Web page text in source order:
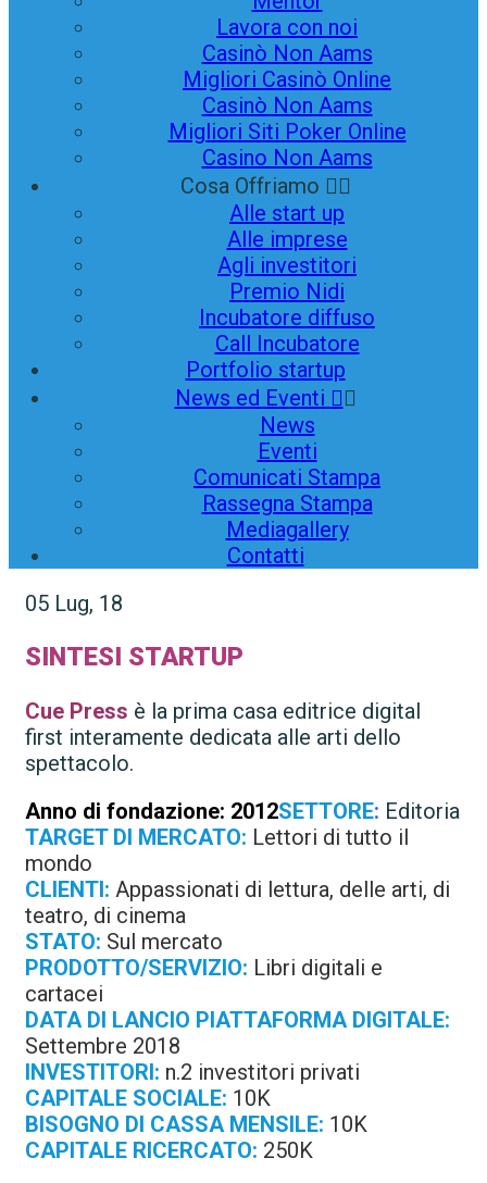
Lavora con noi
Casinò Non Aams
Migliori Casinò Online
Casinò Non Aams
Migliori Siti Poker Online
Casino Non Aams
Cosa Offriamo
Alle start up
Alle imprese
Agli investitori
Premio Nidi
Incubatore diffuso
Call Incubatore
Portfolio startup
News ed Eventi
News
Eventi
Comunicati Stampa
Rassegna Stampa
Mediagallery
Contatti
05 Lug, 18
SINTESI STARTUP
Cue Press è la prima casa editrice digital
first interamente dedicata alle arti dello
spettacolo.
Anno di fondazione: 2012SETTORE: Editoria
TARGETDI MERCATO: Lettori di tutto il
mondo
CLIENTI: Appassionati di lettura, delle arti, di
teatro, di cinema
STATO: Sul mercato
PRODOTTO/SERVIZIO: Libri digitali e
cartacei
DATA DI LANCIO PIATTAFORMA DIGITALE:
Settembre 2018
INVESTITORI: n.2 investitori privati
CAPITALE SOCIALE: 10K
BISOGNO DI CASSA MENSILE: 10K
CAPITALE RICERCATO: 250K